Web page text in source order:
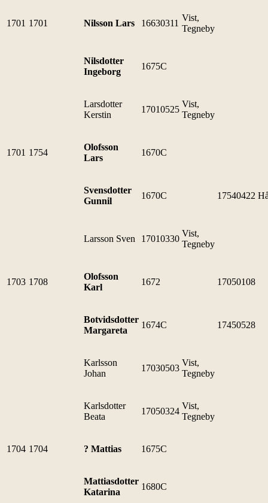
1701 1701 Nilsson Lars 16630311
Vist,
Tegneby
Nilsdotter
Ingeborg
1675C
Larsdotter
Kerstin
17010525
Vist,
Tegneby
1701 1754
Olofsson
Lars
1670C
Svensdotter
Gunnil
1670C 17540422
Larsson Sven 17010330
Vist,
Tegneby
1703 1708
Olofsson
Karl
1672 17050108
Botvidsdotter
Margareta
1674C 17450528
Karlsson
Johan
17030503
Vist,
Tegneby
Karlsdotter
Beata
17050324
Vist,
Tegneby
1704 1704 ? Mattias 1675C
Mattiasdotter
Katarina
1680C